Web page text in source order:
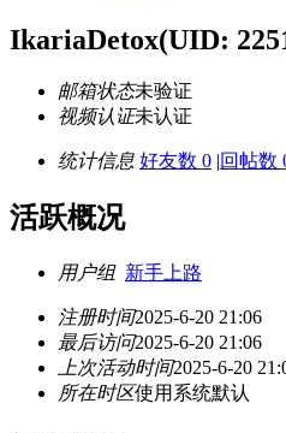
IkariaDetox(UID:
邮箱状态未验证
视频认证未认证
统计信息 好友数 0 |回帖数
活跃概况
用户组 新手上路
注册时间2025-6-20 21:06
最后访问2025-6-20 21:06
上次活动时间2025-6-20
所在时区使用系统默认